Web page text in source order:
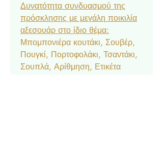
Δυνατότητα συνδυασμού της
πρόσκλησης με μεγάλη ποικιλία
αξεσουάρ στο ίδιο θέμα:
Μπομπονιέρα κουτάκι, Σουβέρ,
Πουγκί, Πορτοφολάκι, Τσαντάκι,
Σουπλά, Αρίθμηση, Ετικέτα